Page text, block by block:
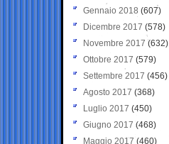
Gennaio 2018 (607)
Dicembre 2017 (578)
Novembre 2017 (632)
Ottobre 2017 (579)
Settembre 2017 (456)
Agosto 2017 (368)
Luglio 2017 (450)
Giugno 2017 (468)
Maggio 2017 (460)